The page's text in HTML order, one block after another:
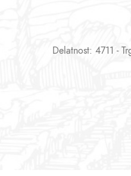
Delatnost: 4711 -